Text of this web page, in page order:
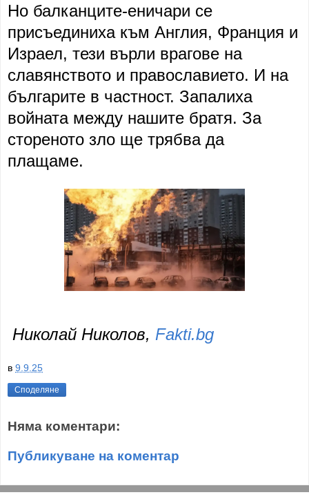
Но балканците-еничари се
присъединиха към Англия, Франция и
Израел, тези върли врагове на
славянството и православието. И на
българите в частност. Запалиха
войната между нашите братя. За
стореното зло ще трябва да
плащаме.
Николай Николов, Fakti.bg
в 9.9.25
Споделяне
Няма коментари:
Публикуване на коментар